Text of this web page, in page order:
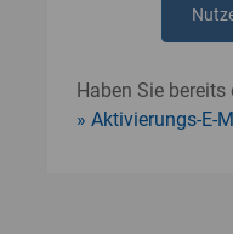
Haben Sie
Aktivierungs-E-